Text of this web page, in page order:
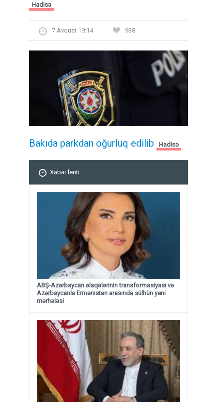
Hadisə
7 Avqust 19:14 938
Bakıda parkdan oğurluq edilib Hadisə
Xəbər lenti
ABŞ-Azərbaycan əlaqələrinin transformasiyası və
Azərbaycanla Ermənistan arasında sülhün yeni
mərhələsi